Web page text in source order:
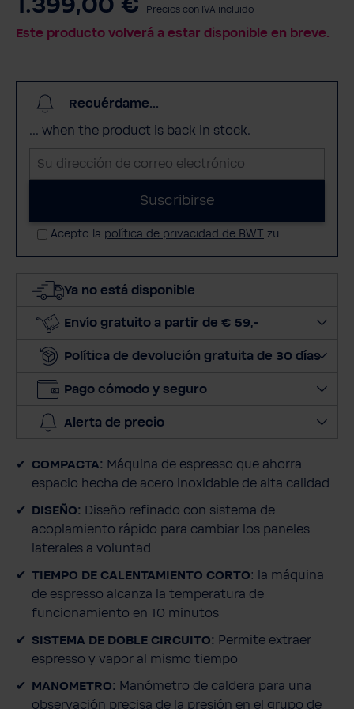
Precios con IVA incluido
Este producto volverá a estar disponible en breve.
Recuérdame...
... when the product is back in stock.
u
e
c
r
e
c
t
ó
n
c
Suscribirse
Acepto la política de privacidad de BWT zu
Ya no está disponible
Envío gratuito a partir de € 59,-
Política de devolución gratuita de 30 días
Pago cómodo y seguro
Alerta de precio
COMPACTA: Máquina de espresso que ahorra
espacio hecha de acero inoxidable de alta calidad
DISEÑO: Diseño refinado con sistema de
acoplamiento rápido para cambiar los paneles
laterales a voluntad
TIEMPO DE CALENTAMIENTO CORTO: la máquina
de espresso alcanza la temperatura de
funcionamiento en 10 minutos
SISTEMA DE DOBLE CIRCUITO: Permite extraer
espresso y vapor al mismo tiempo
MANOMETRO: Manómetro de caldera para una
observación precisa de la presión en el grupo de